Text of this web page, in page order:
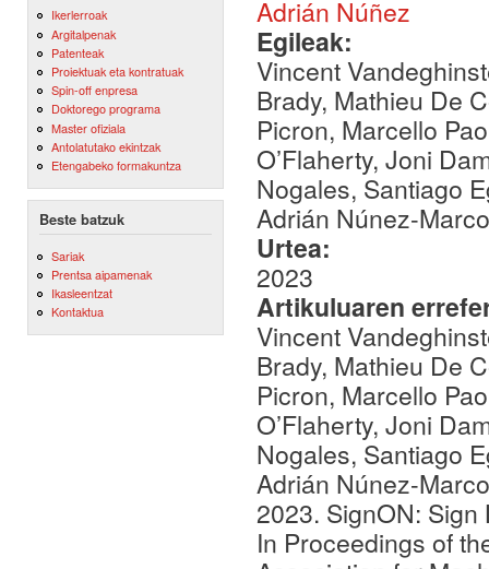
Ikerlerroak
Argitalpenak
Patenteak
Proiektuak eta kontratuak
Spin-off enpresa
Doktorego programa
Master ofiziala
Antolatutako ekintzak
Etengabeko formakuntza
Beste batzuk
Sariak
Prentsa aipamenak
Ikasleentzat
Kontaktua
Adrián Núñez
Egileak:
Vincent
Brady, Mathieu De
Picron, Marcello
O’Flaherty, Joni
Nogales, Santiago
Adrián Núnez-
Urtea:
2023
Artikuluaren
Vincent
Brady, Mathieu De
Picron, Marcello
O’Flaherty, Joni
Nogales, Santiago
Adrián Núnez-
2023. SignON:
In Proceedings of